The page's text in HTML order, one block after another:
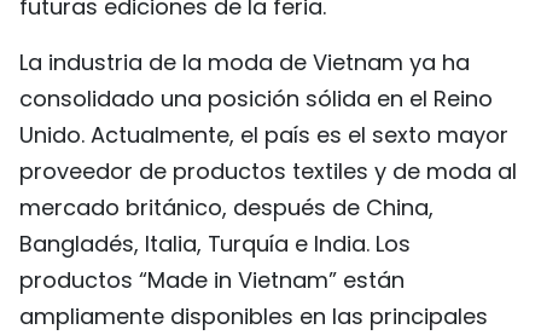
futuras ediciones de la feria.
La industria de la moda de Vietnam ya ha
consolidado una posición sólida en el Reino
Unido. Actualmente, el país es el sexto mayor
proveedor de productos textiles y de moda al
mercado británico, después de China,
Bangladés, Italia, Turquía e India. Los
productos “Made in Vietnam” están
ampliamente disponibles en las principales